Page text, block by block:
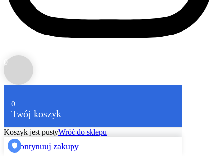
0
0
Twój koszyk
Koszyk jest pustyWróć do sklepu
Kontynuuj zakupy